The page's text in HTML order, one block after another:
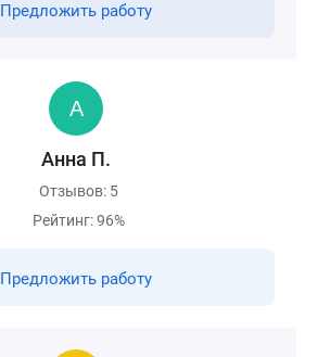
Предложить работу
Анна П.
Отзывов: 5
Рейтинг: 96%
Предложить работу